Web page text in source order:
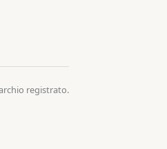
registrato.